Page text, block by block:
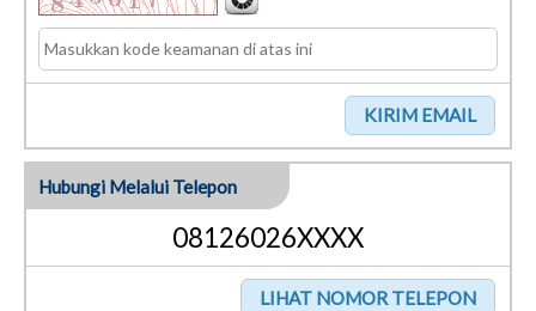
Hubungi Melalui Telepon
08126026XXXX